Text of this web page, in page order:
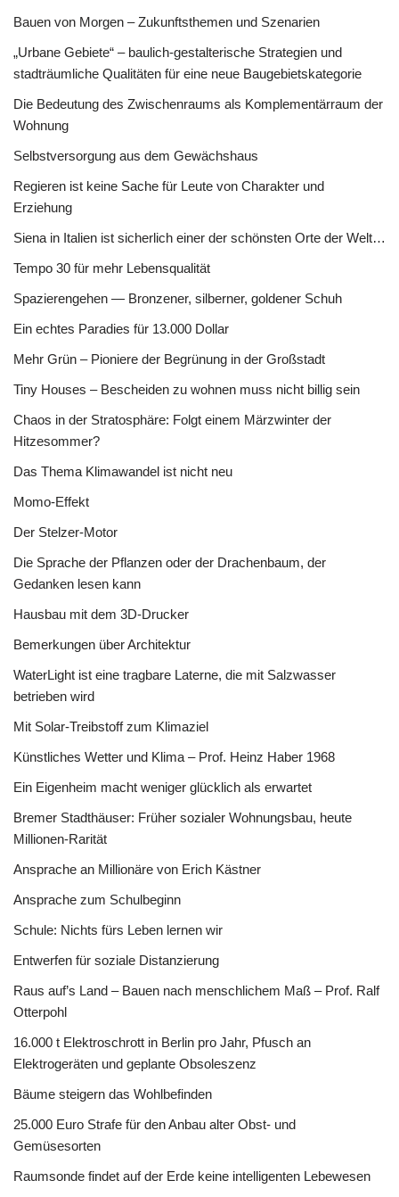
Bauen von Morgen – Zukunftsthemen und Szenarien
„Urbane Gebiete“ – baulich-gestalterische Strategien und
stadträumliche Qualitäten für eine neue Baugebietskategorie
Die Bedeutung des Zwischenraums als Komplementärraum der
Wohnung
Selbstversorgung aus dem Gewächshaus
Regieren ist keine Sache für Leute von Charakter und
Erziehung
Siena in Italien ist sicherlich einer der schönsten Orte der Welt…
Tempo 30 für mehr Lebensqualität
Spazierengehen — Bronzener, silberner, goldener Schuh
Ein echtes Paradies für 13.000 Dollar
Mehr Grün – Pioniere der Begrünung in der Großstadt
Tiny Houses – Bescheiden zu wohnen muss nicht billig sein
Chaos in der Stratosphäre: Folgt einem Märzwinter der
Hitzesommer?
Das Thema Klimawandel ist nicht neu
Momo-Effekt
Der Stelzer-Motor
Die Sprache der Pflanzen oder der Drachenbaum, der
Gedanken lesen kann
Hausbau mit dem 3D-Drucker
Bemerkungen über Architektur
WaterLight ist eine tragbare Laterne, die mit Salzwasser
betrieben wird
Mit Solar-Treibstoff zum Klimaziel
Künstliches Wetter und Klima – Prof. Heinz Haber 1968
Ein Eigenheim macht weniger glücklich als erwartet
Bremer Stadthäuser: Früher sozialer Wohnungsbau, heute
Millionen-Rarität
Ansprache an Millionäre von Erich Kästner
Ansprache zum Schulbeginn
Schule: Nichts fürs Leben lernen wir
Entwerfen für soziale Distanzierung
Raus auf’s Land – Bauen nach menschlichem Maß – Prof. Ralf
Otterpohl
16.000 t Elektroschrott in Berlin pro Jahr, Pfusch an
Elektrogeräten und geplante Obsoleszenz
Bäume steigern das Wohlbefinden
25.000 Euro Strafe für den Anbau alter Obst- und
Gemüsesorten
Raumsonde findet auf der Erde keine intelligenten Lebewesen